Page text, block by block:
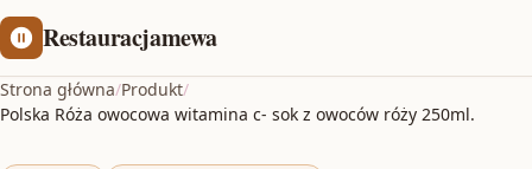
Restauracjamewa
Strona główna/Produkt/
Polska Róża owocowa witamina c- sok z owoców róży 250ml.